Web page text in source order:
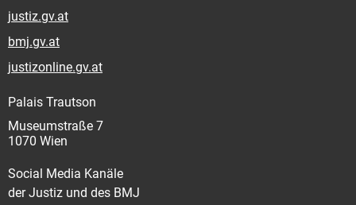
justiz.gv.at
bmj.gv.at
justizonline.gv.at
Palais Trautson
Museumstraße 7
1070 Wien
Social Media Kanäle
der Justiz und des BMJ